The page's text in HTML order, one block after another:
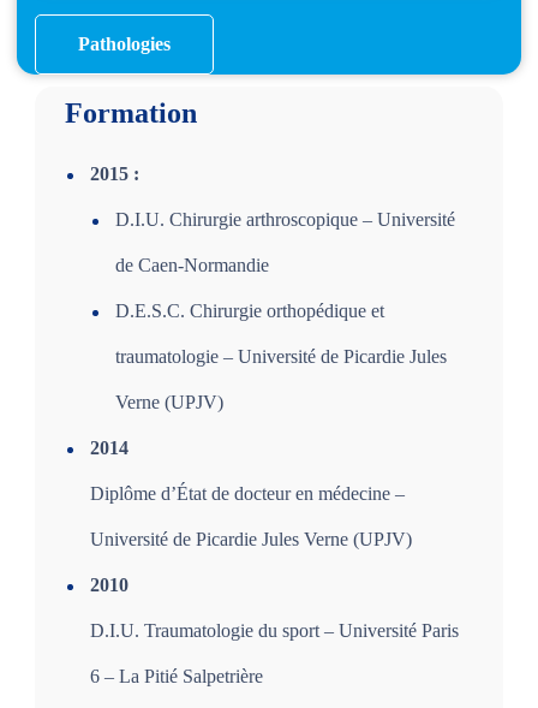
Pathologies
Formation
2015 :
D.I.U. Chirurgie arthroscopique – Université
de Caen-Normandie
D.E.S.C. Chirurgie orthopédique et
traumatologie – Université de Picardie Jules
Verne (UPJV)
2014
Diplôme d’État de docteur en médecine –
Université de Picardie Jules Verne (UPJV)
2010
D.I.U. Traumatologie du sport – Université Paris
6 – La Pitié Salpetrière